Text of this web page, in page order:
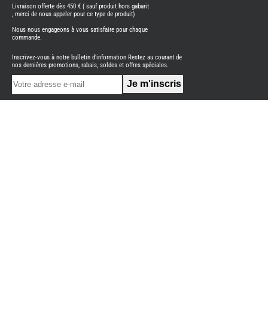
OCCASION
CARADO
NEUFS
FOURGON
BENIMAR
FOURGON
Livraison offerte dès 450 € ( sauf produit hors gabarit
, merci de nous appeler pour ce type de produit)
Nous nous engageons à vous satisfaire pour chaque
commande.
Inscrivez-vous à notre bulletin d'information Restez au courant de
nos dernières promotions, rabais, soldes et offres spéciales.